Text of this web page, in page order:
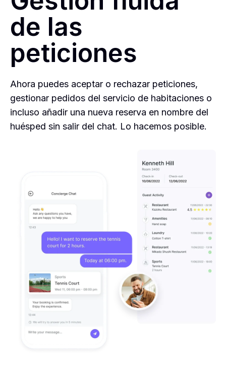
de las
peticiones
Ahora puedes aceptar o rechazar peticiones,
gestionar pedidos del servicio de habitaciones o
incluso añadir una nueva reserva en nombre del
huésped sin salir del chat. Lo hacemos posible.